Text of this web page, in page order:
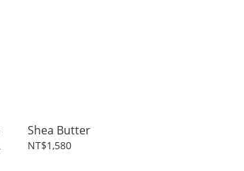
Shea Butter
NT$1,580